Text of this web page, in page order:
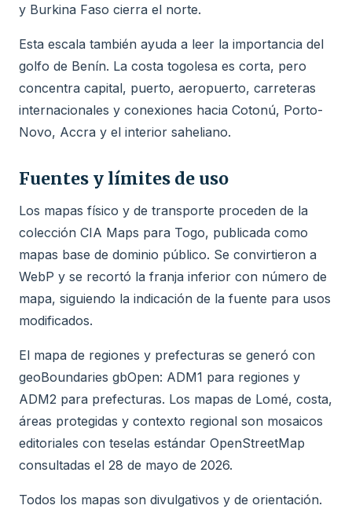
y Burkina Faso cierra el norte.
Esta escala también ayuda a leer la importancia del
golfo de Benín. La costa togolesa es corta, pero
concentra capital, puerto, aeropuerto, carreteras
internacionales y conexiones hacia Cotonú, Porto-
Novo, Accra y el interior saheliano.
Fuentes y límites de uso
Los mapas físico y de transporte proceden de la
colección CIA Maps para Togo, publicada como
mapas base de dominio público. Se convirtieron a
WebP y se recortó la franja inferior con número de
mapa, siguiendo la indicación de la fuente para usos
modificados.
El mapa de regiones y prefecturas se generó con
geoBoundaries gbOpen: ADM1 para regiones y
ADM2 para prefecturas. Los mapas de Lomé, costa,
áreas protegidas y contexto regional son mosaicos
editoriales con teselas estándar OpenStreetMap
consultadas el 28 de mayo de 2026.
Todos los mapas son divulgativos y de orientación.